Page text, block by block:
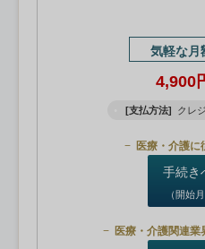
気軽な月
4,900
[支払方法] クレ
医療・介護に
手続き
（開始
医療・介護関連